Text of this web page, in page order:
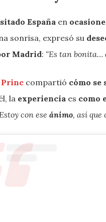
España en
sonrisa, expresó su
Madrid: “Es tan bonita…
Princ compartió cómo
la experiencia es como
con ese ánimo, así que